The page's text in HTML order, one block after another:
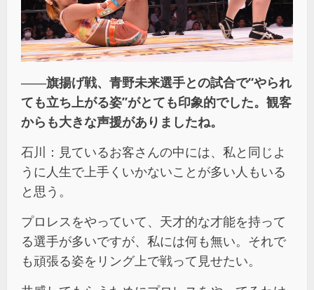
――旗揚げ戦、青野未来選手との試合で“やられ
ても立ち上がる姿”がとても印象的でした。観客
からも大きな声援がありましたね。
石川：見ているお客さんの中には、私と同じよ
うに人生で上手くいかないことが多い人もいる
と思う。
プロレスをやっていて、天才的な才能を持って
る選手が多いですが、私には何も無い。それで
も頑張る姿をリング上で戦って見せたい。